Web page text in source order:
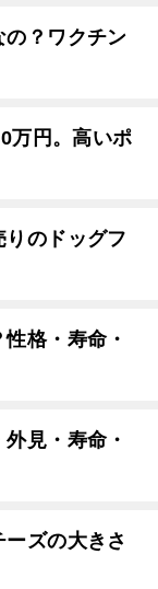
の？ワクチン
万円。高いポ
のドッグフ
格・寿命・
見・寿命・
ーズの大きさ